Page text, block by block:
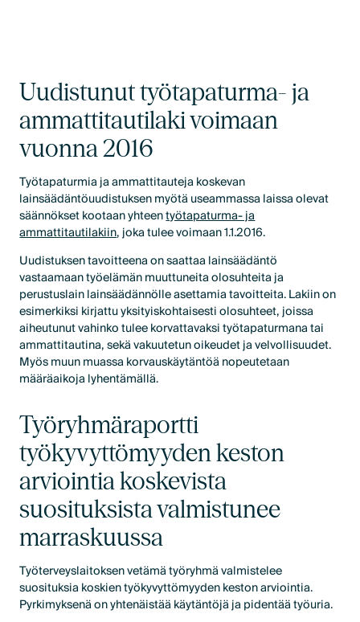
Uudistunut työtapaturma- ja
ammattitautilaki voimaan
vuonna 2016
Työtapaturmia ja ammattitauteja koskevan
lainsäädäntöuudistuksen myötä useammassa laissa olevat
säännökset kootaan yhteentyötapaturma- ja
ammattitautilakiin, joka tulee voimaan 1.1.2016.
Uudistuksen tavoitteena on saattaa lainsäädäntö
vastaamaan työelämän muuttuneita olosuhteita ja
perustuslain lainsäädännölle asettamia tavoitteita. Lakiin on
esimerkiksi kirjattu yksityiskohtaisesti olosuhteet, joissa
aiheutunut vahinko tulee korvattavaksi työtapaturmana tai
ammattitautina, sekä vakuutetun oikeudet ja velvollisuudet.
Myös muun muassa korvauskäytäntöä nopeutetaan
määräaikoja lyhentämällä.
Työryhmäraportti
työkyvyttömyyden keston
arviointia koskevista
suosituksista valmistunee
marraskuussa
Työterveyslaitoksen vetämä työryhmä valmistelee
suosituksia koskien työkyvyttömyyden keston arviointia.
Pyrkimyksenä on yhtenäistää käytäntöjä ja pidentää työuria.